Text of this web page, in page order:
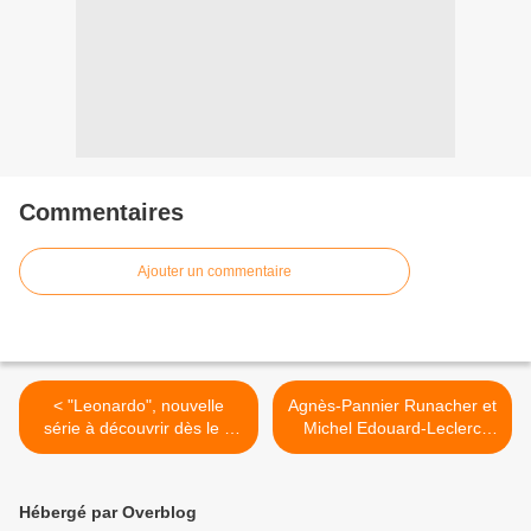
Commentaires
Ajouter un commentaire
< "Leonardo", nouvelle
série à découvrir dès le 7
février sur France 2
Agnès-Pannier Runacher et
Michel Edouard-Leclerc
invités de "Pouvoir d'achat :
Hébergé par Overblog